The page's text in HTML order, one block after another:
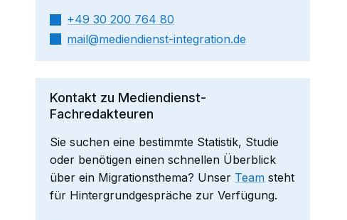
+49 30 200 764 80
mail​
mediendienst-integration.de
Kontakt zu Mediendienst-
Fachredakteuren
Sie suchen eine bestimmte Statistik, Studie
oder benötigen einen schnellen Überblick
über ein Migrationsthema? Unser Team steht
für Hintergrundgespräche zur Verfügung.